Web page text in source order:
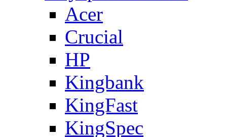
Acer
Crucial
HP
Kingbank
KingFast
KingSpec